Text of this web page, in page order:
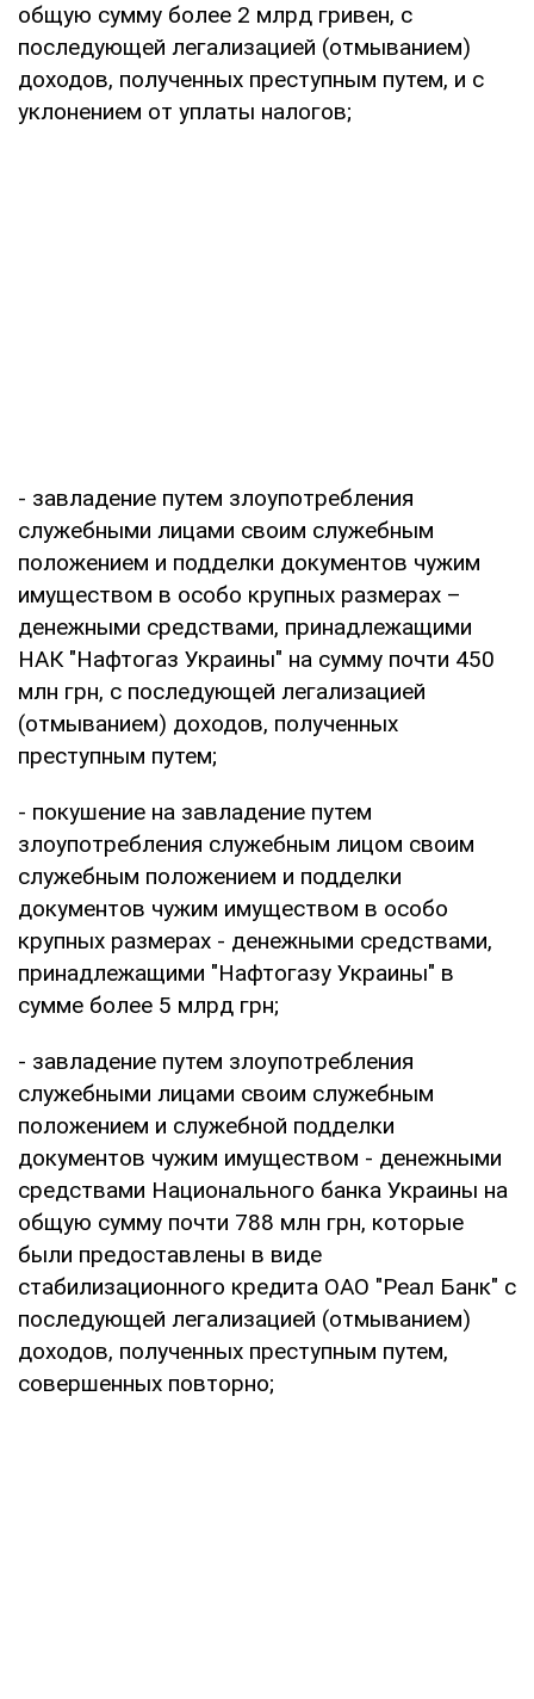
общую сумму более 2 млрд гривен, с
последующей легализацией (отмыванием)
доходов, полученных преступным путем, и с
уклонением от уплаты налогов;
- завладение путем злоупотребления
служебными лицами своим служебным
положением и подделки документов чужим
имуществом в особо крупных размерах –
денежными средствами, принадлежащими
НАК "Нафтогаз Украины" на сумму почти 450
млн грн, с последующей легализацией
(отмыванием) доходов, полученных
преступным путем;
- покушение на завладение путем
злоупотребления служебным лицом своим
служебным положением и подделки
документов чужим имуществом в особо
крупных размерах - денежными средствами,
принадлежащими "Нафтогазу Украины" в
сумме более 5 млрд грн;
- завладение путем злоупотребления
служебными лицами своим служебным
положением и служебной подделки
документов чужим имуществом - денежными
средствами Национального банка Украины на
общую сумму почти 788 млн грн, которые
были предоставлены в виде
стабилизационного кредита ОАО "Реал Банк" с
последующей легализацией (отмыванием)
доходов, полученных преступным путем,
совершенных повторно;